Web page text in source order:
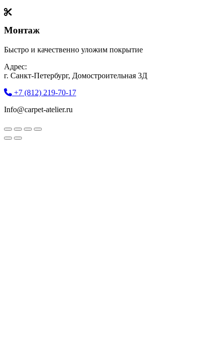
Монтаж
Быстро и качественно уложим покрытие
Адрес:
г. Санкт-Петербург, Домостроительная 3Д
+7 (812) 219-70-17
Info@carpet-atelier.ru